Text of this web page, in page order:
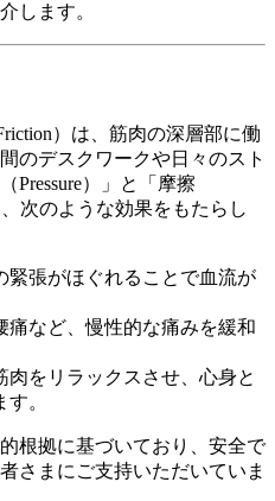
します。
）は、筋肉の深層部に働
のデスクワークや日々のスト
Pressure）」と「摩擦
次のような効果をもたらし
緊張がほぐれることで血流が
痛など、慢性的な痛みを緩和
肉をリラックスさせ、心身と
。
根拠に基づいており、安全で
さまにご支持いただいていま